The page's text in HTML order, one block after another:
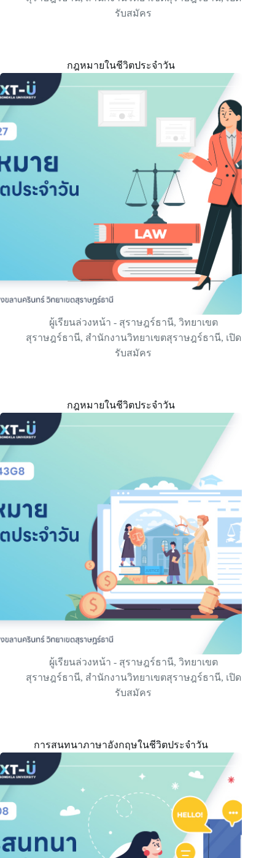
รับสมัคร
กฎหมายในชีวิตประจำวัน
ผู้เรียนล่วงหน้า - สุราษฎร์ธานี, วิทยาเขต
สุราษฎร์ธานี, สำนักงานวิทยาเขตสุราษฎร์ธานี, เปิด
รับสมัคร
กฎหมายในชีวิตประจำวัน
ผู้เรียนล่วงหน้า - สุราษฎร์ธานี, วิทยาเขต
สุราษฎร์ธานี, สำนักงานวิทยาเขตสุราษฎร์ธานี, เปิด
รับสมัคร
การสนทนาภาษาอังกฤษในชีวิตประจำวัน